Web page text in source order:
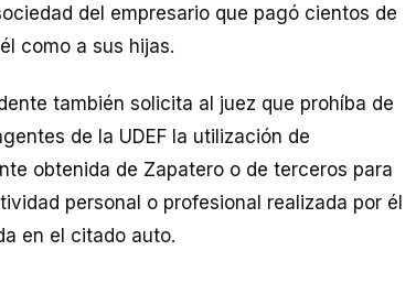
del empresario que pagó cientos de
como a sus hijas.
también solicita al juez que prohíba de
de la UDEF la utilización de
obtenida de Zapatero o de terceros para
personal o profesional realizada por él
en el citado auto.